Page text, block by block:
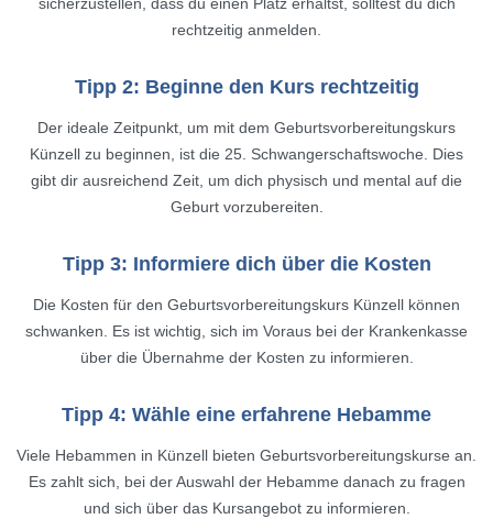
sicherzustellen, dass du einen Platz erhältst, solltest du dich
rechtzeitig anmelden.
Tipp 2: Beginne den Kurs rechtzeitig
Der ideale Zeitpunkt, um mit dem Geburtsvorbereitungskurs
Künzell zu beginnen, ist die 25. Schwangerschaftswoche. Dies
gibt dir ausreichend Zeit, um dich physisch und mental auf die
Geburt vorzubereiten.
Tipp 3: Informiere dich über die Kosten
Die Kosten für den Geburtsvorbereitungskurs Künzell können
schwanken. Es ist wichtig, sich im Voraus bei der Krankenkasse
über die Übernahme der Kosten zu informieren.
Tipp 4: Wähle eine erfahrene Hebamme
Viele Hebammen in Künzell bieten Geburtsvorbereitungskurse an.
Es zahlt sich, bei der Auswahl der Hebamme danach zu fragen
und sich über das Kursangebot zu informieren.